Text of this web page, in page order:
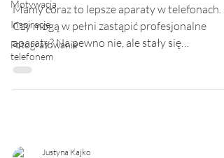
Motywacja
Inspiracje
Fotografowanie
telefonem
Mamy coraz to lepsze aparaty w telefonach.
Czy mogą w pełni zastąpić profesjonalne
aparaty? Na pewno nie, ale stały się
znakomitym...
Justyna Kajko